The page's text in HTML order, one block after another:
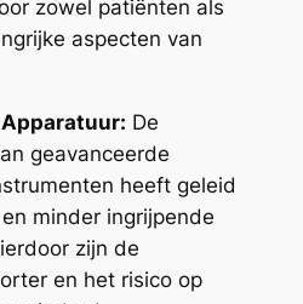
zowel patiënten als
aspecten van
De
geavanceerde
heeft geleid
minder ingrijpende
zijn de
en het risico op